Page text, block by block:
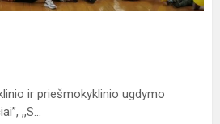
ir priešmokyklinio ugdymo
,,S...